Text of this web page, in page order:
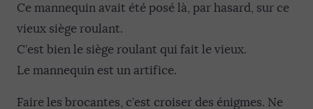
Ce mannequin avait été posé là, par hasard, sur ce
vieux siège roulant.
C’est bien le siège roulant qui fait le vieux.
Le mannequin est un artifice.
Faire les brocantes, c’est croiser des énigmes. Ne